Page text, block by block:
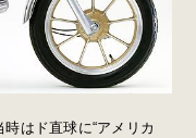
はド直球に“アメリカ